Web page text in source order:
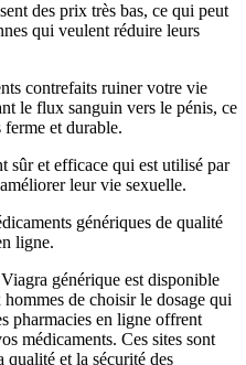
des prix très bas, ce qui peut
qui veulent réduire leurs
contrefaits ruiner votre vie
le flux sanguin vers le pénis, ce
et durable.
sûr et efficace qui est utilisé par
leur vie sexuelle.
génériques de qualité
ligne.
générique est disponible
de choisir le dosage qui
pharmacies en ligne offrent
médicaments. Ces sites sont
qualité et la sécurité des